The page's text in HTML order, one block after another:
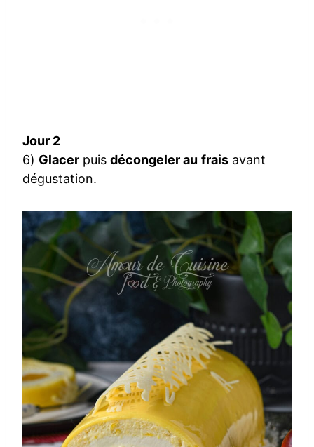
Jour 2
6) Glacer puisdécongeler au fraisavant
dégustation.